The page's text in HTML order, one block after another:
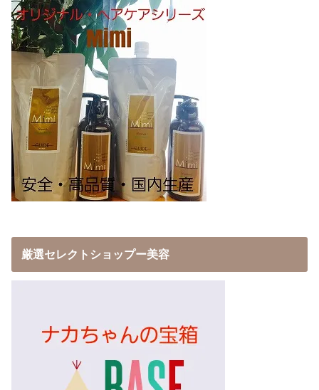
厳選セレクトショップー美容